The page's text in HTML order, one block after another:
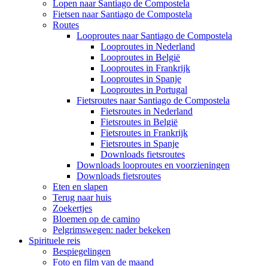
Lopen naar Santiago de Compostela
Fietsen naar Santiago de Compostela
Routes
Looproutes naar Santiago de Compostela
Looproutes in Nederland
Looproutes in België
Looproutes in Frankrijk
Looproutes in Spanje
Looproutes in Portugal
Fietsroutes naar Santiago de Compostela
Fietsroutes in Nederland
Fietsroutes in België
Fietsroutes in Frankrijk
Fietsroutes in Spanje
Downloads fietsroutes
Downloads looproutes en voorzieningen
Downloads fietsroutes
Eten en slapen
Terug naar huis
Zoekertjes
Bloemen op de camino
Pelgrimswegen: nader bekeken
Spirituele reis
Bespiegelingen
Foto en film van de maand